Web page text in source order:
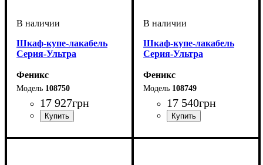
Шкаф-купе-лакабель
Серия-Ультра
Феникс
108750
17 927грн
Шкаф-купе-лакабель
Серия-Ультра
Феникс
108749
17 540грн